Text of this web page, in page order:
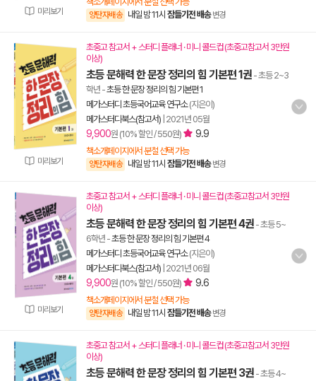
미리보기 양탄자배송 내일 밤 11시 잠들기전 배송 변경
미리보기
초중고 참고서 + 스터디 플래너 · 미니 콜드컵 (초중고참고서 3만원
이상)
초등 문해력 한 문장 정리의 힘 기본편 1권 - 초등 2~3
학년 -초등 한 문장 정리의 힘 기본편 1
메가스터디 초등국어교육 연구소(지은이)
메가스터디북스(참고서) 2021년 05월
9,900원 (10% 할인 / 550원) 9.9
책소개페이지에서 분철 선택 가능
양탄자배송 내일 밤 11시 잠들기전 배송 변경
미리보기
초중고 참고서 + 스터디 플래너 · 미니 콜드컵 (초중고참고서 3만원
이상)
초등 문해력 한 문장 정리의 힘 기본편 4권 - 초등 5~
6학년 -초등 한 문장 정리의 힘 기본편 4
메가스터디 초등국어교육 연구소(지은이)
메가스터디북스(참고서) 2021년 06월
9,900원 (10% 할인 / 550원) 9.6
책소개페이지에서 분철 선택 가능
양탄자배송 내일 밤 11시 잠들기전 배송 변경
초중고 참고서 + 스터디 플래너 · 미니 콜드컵 (초중고참고서 3만원
이상)
초등 문해력 한 문장 정리의 힘 기본편 3권 - 초등 4~